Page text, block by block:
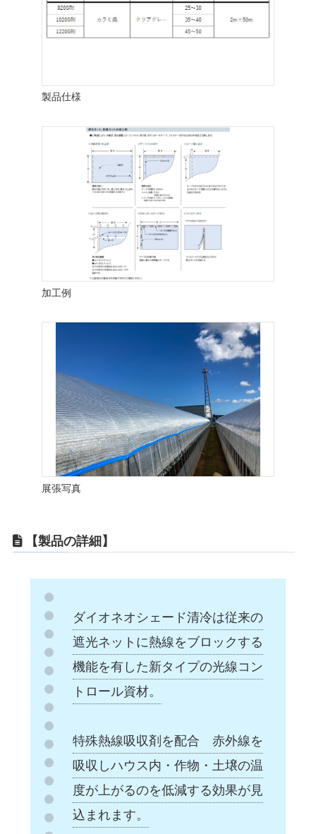
製品仕様
加工例
展張写真
【製品の詳細】
ダイオネオシェード清冷は従来の
遮光ネットに熱線をブロックする
機能を有した新タイプの光線コン
トロール資材。
特殊熱線吸収剤を配合 赤外線を
吸収しハウス内・作物・土壌の温
度が上がるのを低減する効果が見
込まれます。